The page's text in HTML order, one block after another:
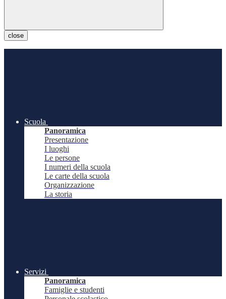
close
Scuola
Panoramica
Presentazione
I luoghi
Le persone
I numeri della scuola
Le carte della scuola
Organizzazione
La storia
Servizi
Panoramica
Famiglie e studenti